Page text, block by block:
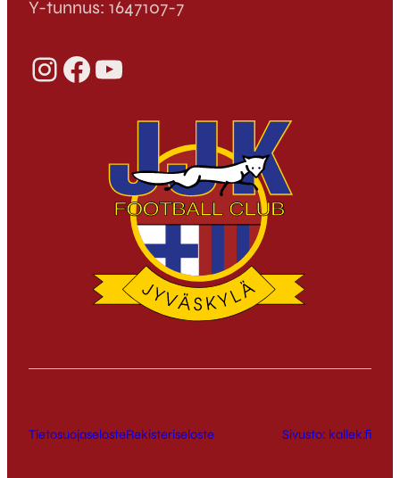
Y-tunnus: 1647107-7
InstagramFacebook YouTube
TietosuojaselosteRekisteriseloste Sivusto: kallek.fi